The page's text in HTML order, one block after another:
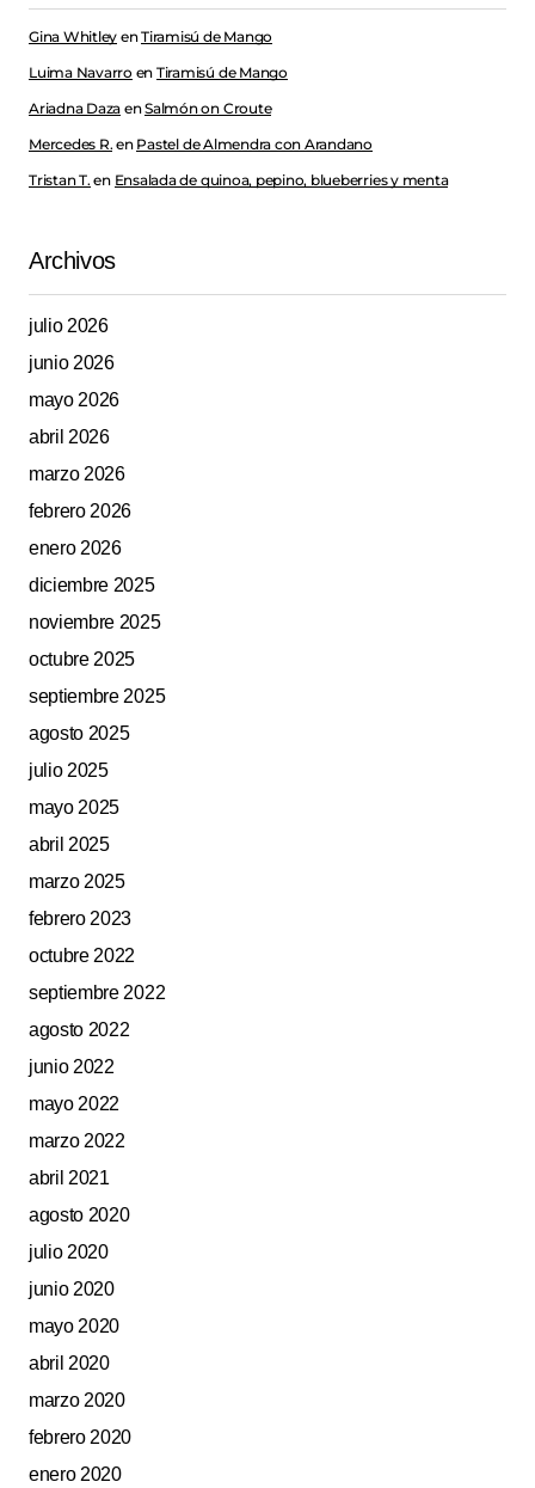
Gina Whitley enTiramisú de Mango
Luima Navarro en Tiramisú de Mango
Ariadna Daza enSalmón on Croute
Mercedes R. en Pastel de Almendra con Arandano
Tristan T. en Ensalada de quinoa, pepino, blueberries y menta
Archivos
julio 2026
junio 2026
mayo 2026
abril 2026
marzo 2026
febrero 2026
enero 2026
diciembre 2025
noviembre 2025
octubre 2025
septiembre 2025
agosto 2025
julio 2025
mayo 2025
abril 2025
marzo 2025
febrero 2023
octubre 2022
septiembre 2022
agosto 2022
junio 2022
mayo 2022
marzo 2022
abril 2021
agosto 2020
julio 2020
junio 2020
mayo 2020
abril 2020
marzo 2020
febrero 2020
enero 2020